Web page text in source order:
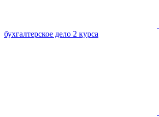
бухгалтерское дело 2 курса